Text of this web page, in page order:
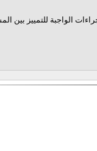
الواجبة للتمييز بين